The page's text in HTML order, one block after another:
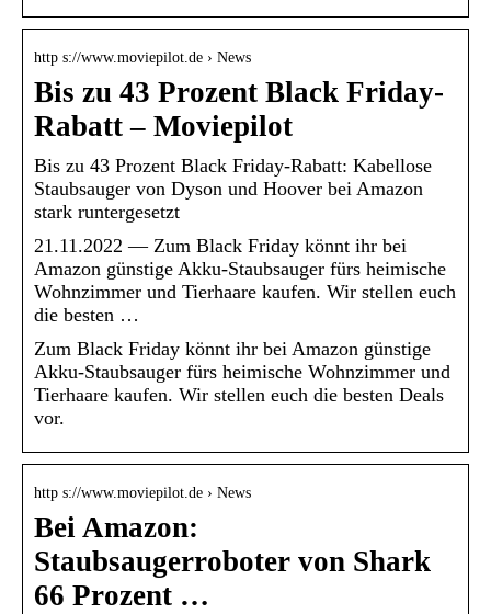
http s://www.moviepilot.de › News
Bis zu 43 Prozent Black Friday-
Rabatt – Moviepilot
Bis zu 43 Prozent Black Friday-Rabatt: Kabellose
Staubsauger von Dyson und Hoover bei Amazon
stark runtergesetzt
21.11.2022 — Zum Black Friday könnt ihr bei
Amazon günstige Akku-Staubsauger fürs heimische
Wohnzimmer und Tierhaare kaufen. Wir stellen euch
die besten …
Zum Black Friday könnt ihr bei Amazon günstige
Akku-Staubsauger fürs heimische Wohnzimmer und
Tierhaare kaufen. Wir stellen euch die besten Deals
vor.
http s://www.moviepilot.de › News
Bei Amazon:
Staubsaugerroboter von Shark
66 Prozent …